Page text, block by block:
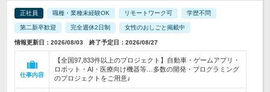
正社員 職種・業種未経験OK リモートワーク可 学歴不問
第二新卒歓迎 完全週休2日制 女性のおしごと掲載中
情報更新日：2026/08/03 終了予定日：2026/08/27
仕事内容
【全国97,833件以上のプロジェクト】自動車・ゲームアプリ・
ロボット・AI・医療向け機器等…多数の開発・プログラミング
のプロジェクトをご用意♪